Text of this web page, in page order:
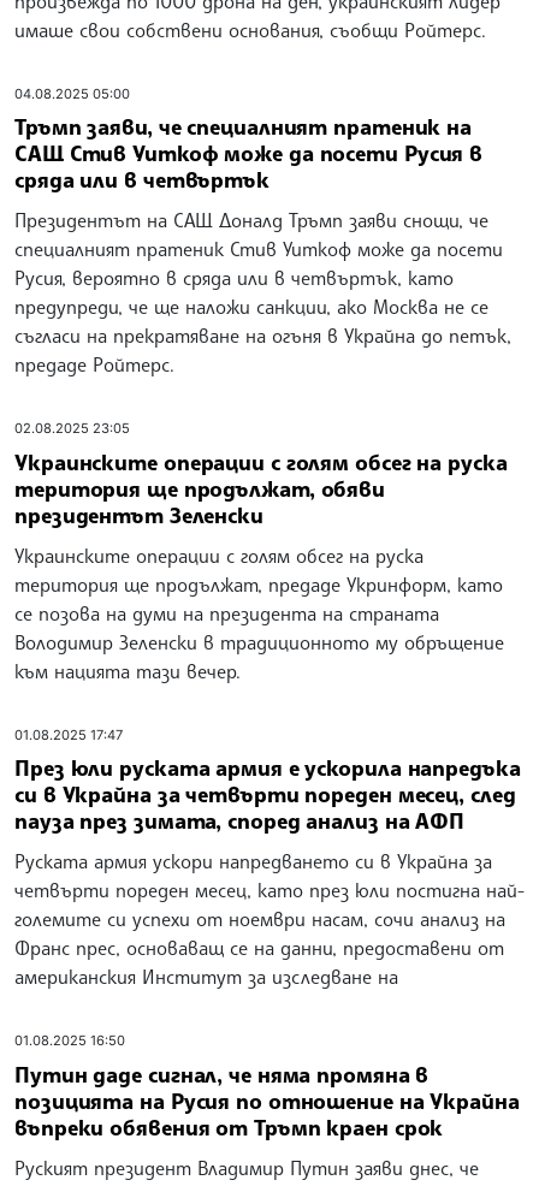
имаше свои собствени основания, съобщи Ройтерс.
04.08.2025 05:00
Тръмп заяви, че специалният пратеник на
САЩ Стив Уиткоф може да посети Русия в
сряда или в четвъртък
Президентът на САЩ Доналд Тръмп заяви снощи, че
специалният пратеник Стив Уиткоф може да посети
Русия, вероятно в сряда или в четвъртък, като
предупреди, че ще наложи санкции, ако Москва не се
съгласи на прекратяване на огъня в Украйна до петък,
предаде Ройтерс.
02.08.2025 23:05
Украинските операции с голям обсег на руска
територия ще продължат, обяви
президентът Зеленски
Украинските операции с голям обсег на руска
територия ще продължат, предаде Укринформ, като
се позова на думи на президента на страната
Володимир Зеленски в традиционното му обръщение
към нацията тази вечер.
01.08.2025 17:47
През юли руската армия е ускорила напредъка
си в Украйна за четвърти пореден месец, след
пауза през зимата, според анализ на АФП
Руската армия ускори напредването си в Украйна за
четвърти пореден месец, като през юли постигна най-
големите си успехи от ноември насам, сочи анализ на
Франс прес, основаващ се на данни, предоставени от
американския Институт за изследване на
01.08.2025 16:50
Путин даде сигнал, че няма промяна в
позицията на Русия по отношение на Украйна
въпреки обявения от Тръмп краен срок
Руският президент Владимир Путин заяви днес, че